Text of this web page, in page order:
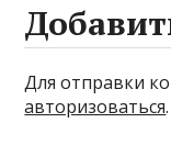
Для отправки
авторизоваться.